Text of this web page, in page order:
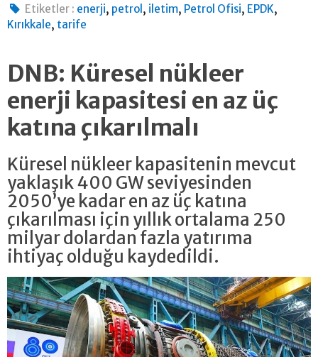
Etiketler : enerji, petrol , iletim, Petrol Ofisi, EPDK,
Kırıkkale, tarife
DNB: Küresel nükleer
enerji kapasitesi en az üç
katına çıkarılmalı
Küresel nükleer kapasitenin mevcut
yaklaşık 400 GW seviyesinden
2050’ye kadar en az üç katına
çıkarılması için yıllık ortalama 250
milyar dolardan fazla yatırıma
ihtiyaç olduğu kaydedildi.